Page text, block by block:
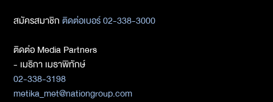
สมัครสมาชิกติดต่อเบอร์ 02-338-3000
ติดต่อ Media Partners
- เมธิกา เมธาพิทักษ์
02-338-3198
metika_met@nationgroup.com